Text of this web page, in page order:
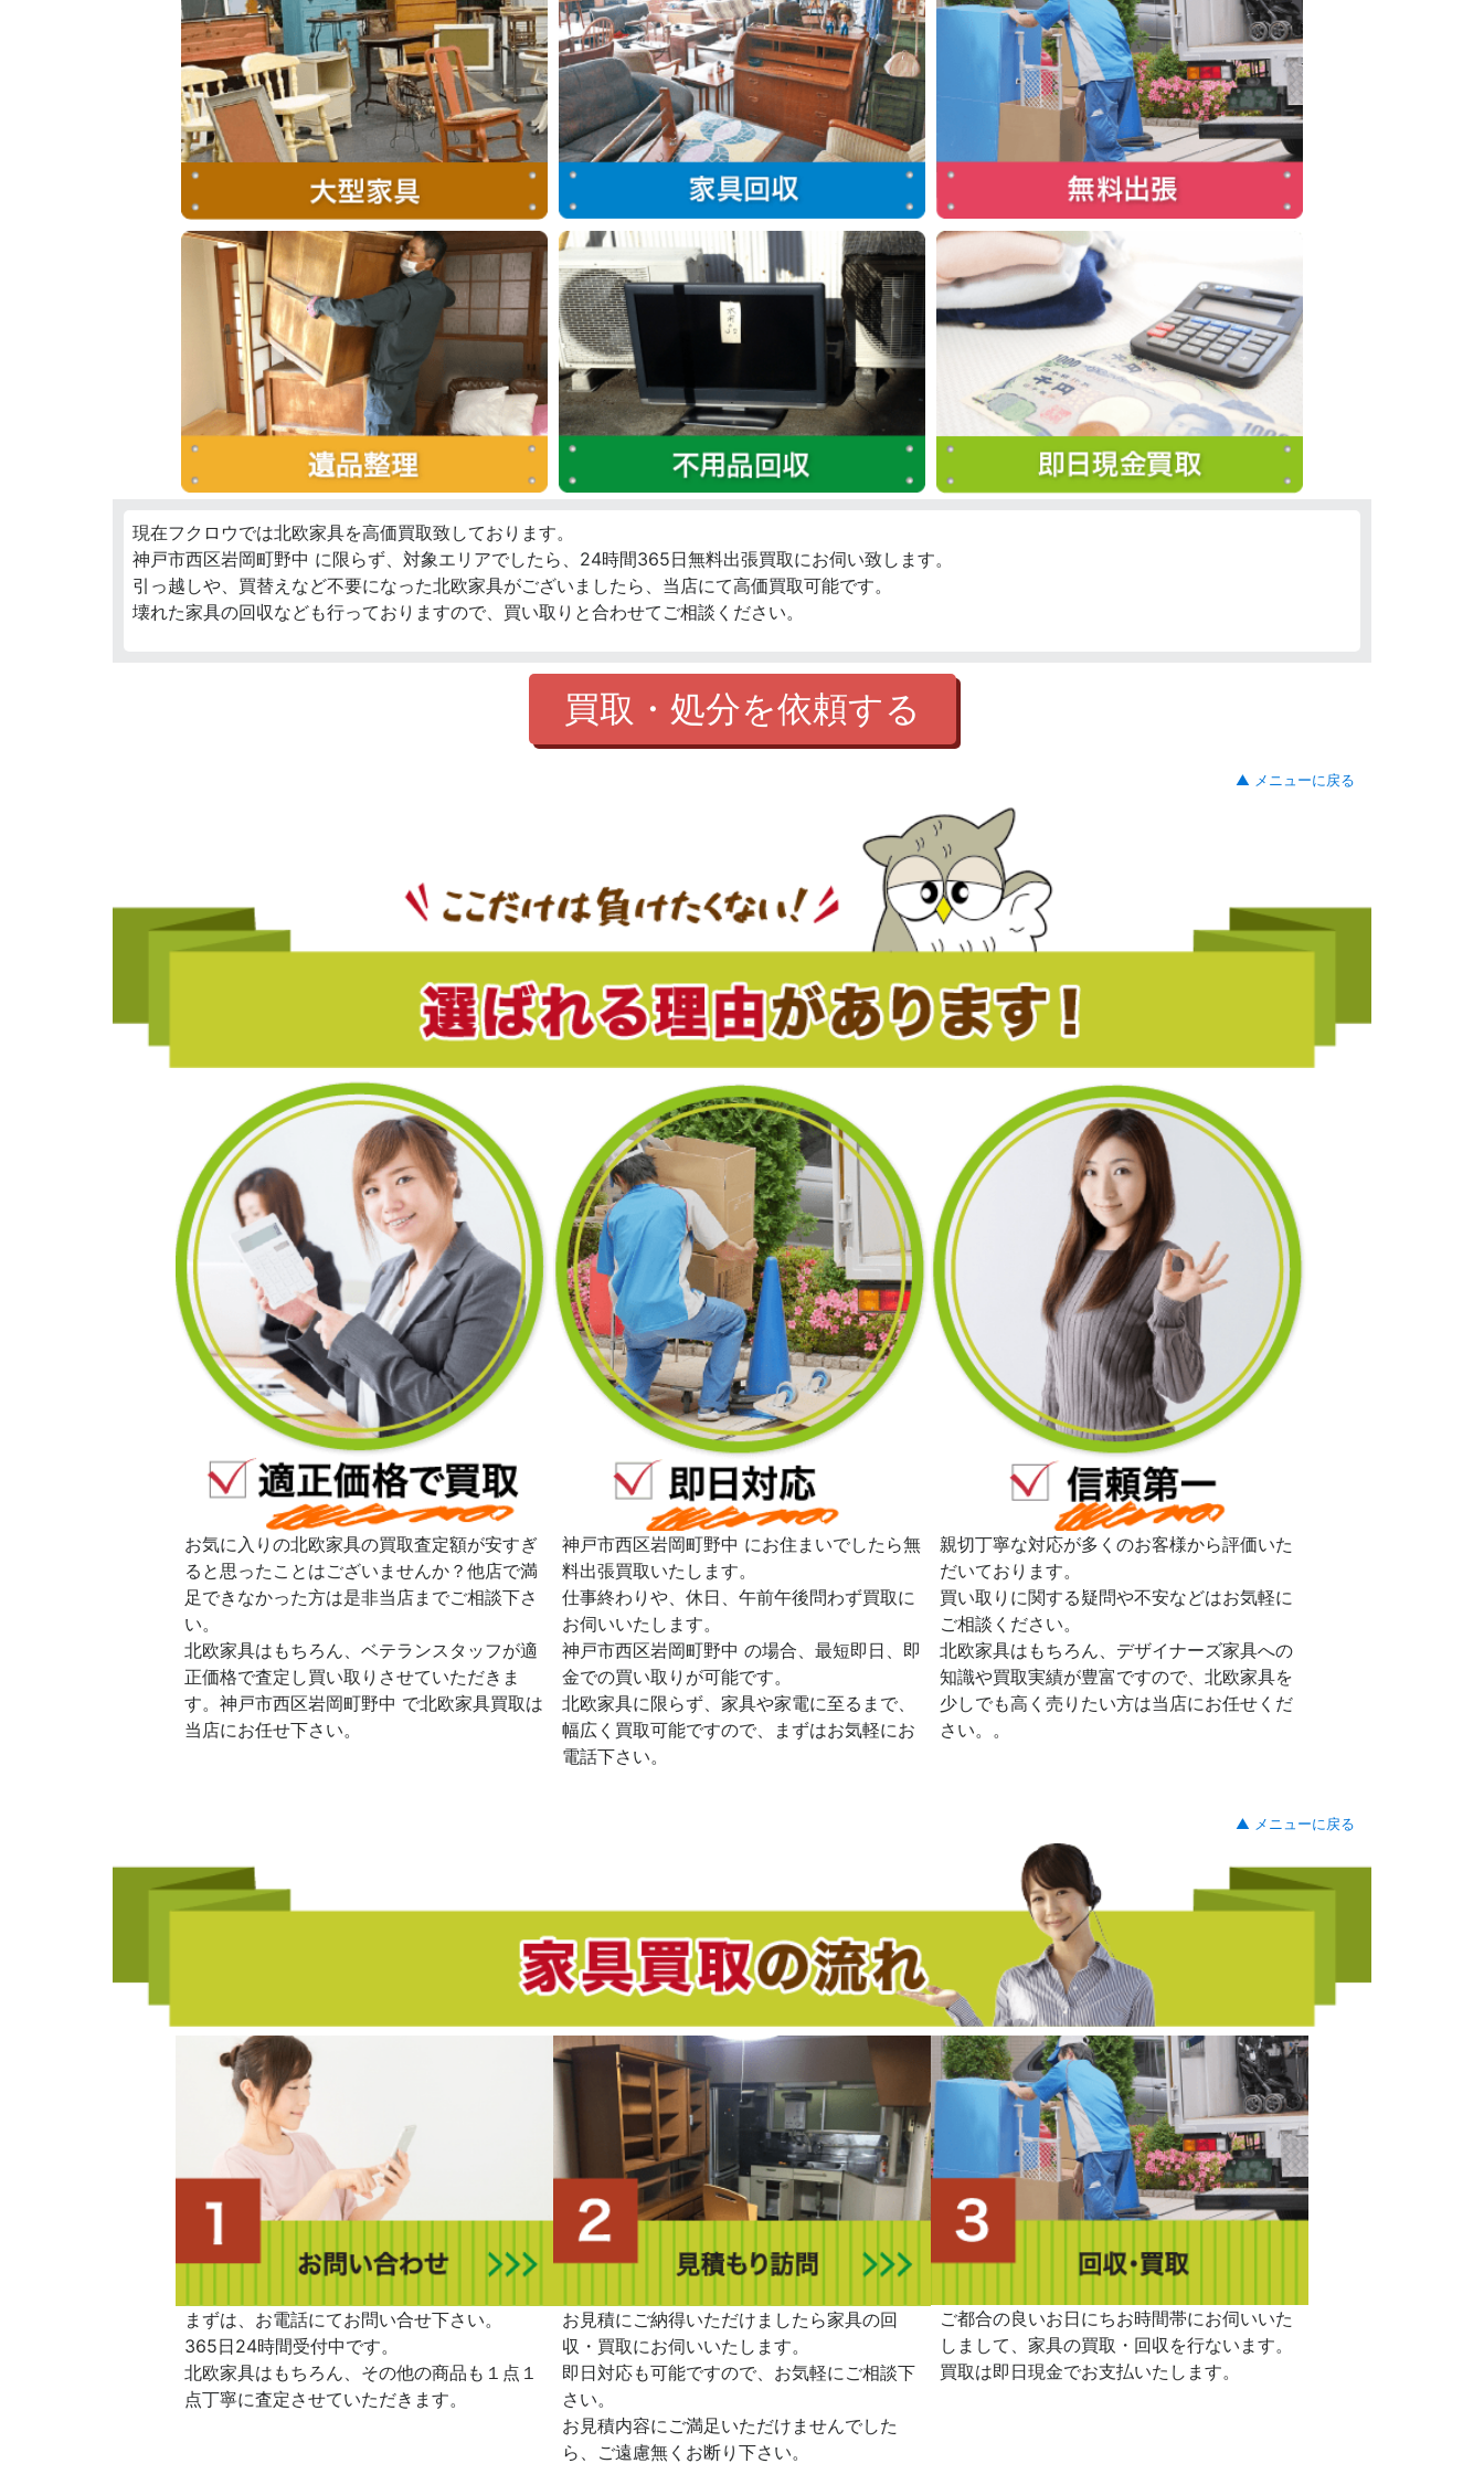
現在フクロウでは北欧家具を高価買取致しております。
神戸市西区岩岡町野中 に限らず、対象エリアでしたら、24時間365日無料出張買取にお伺い致します。
引っ越しや、買替えなど不要になった北欧家具がございましたら、当店にて高価買取可能です。
壊れた家具の回収なども行っておりますので、買い取りと合わせてご相談ください。
買取・処分を依頼する
▲ メニューに戻る
お気に入りの北欧家具の買取査定額が安すぎ
ると思ったことはございませんか？他店で満
足できなかった方は是非当店までご相談下さ
い。
北欧家具はもちろん、ベテランスタッフが適
正価格で査定し買い取りさせていただきま
す。神戸市西区岩岡町野中 で北欧家具買取は
当店にお任せ下さい。
神戸市西区岩岡町野中 にお住まいでしたら無
料出張買取いたします。
仕事終わりや、休日、午前午後問わず買取に
お伺いいたします。
神戸市西区岩岡町野中 の場合、最短即日、即
金での買い取りが可能です。
北欧家具に限らず、家具や家電に至るまで、
幅広く買取可能ですので、まずはお気軽にお
電話下さい。
親切丁寧な対応が多くのお客様から評価いた
だいております。
買い取りに関する疑問や不安などはお気軽に
ご相談ください。
北欧家具はもちろん、デザイナーズ家具への
知識や買取実績が豊富ですので、北欧家具を
少しでも高く売りたい方は当店にお任せくだ
さい。。
▲ メニューに戻る
まずは、お電話にてお問い合せ下さい。
365日24時間受付中です。
北欧家具はもちろん、その他の商品も１点１
点丁寧に査定させていただきます。
お見積にご納得いただけましたら家具の回
収・買取にお伺いいたします。
即日対応も可能ですので、お気軽にご相談下
さい。
お見積内容にご満足いただけませんでした
ら、ご遠慮無くお断り下さい。
ご都合の良いお日にちお時間帯にお伺いいた
しまして、家具の買取・回収を行ないます。
買取は即日現金でお支払いたします。